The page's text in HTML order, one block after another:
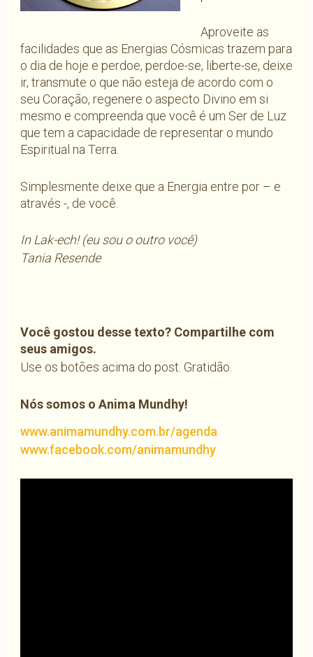
Aproveite as
facilidades que as Energias Cósmicas trazem para
o dia de hoje e perdoe, perdoe-se, liberte-se, deixe
ir, transmute o que não esteja de acordo com o
seu Coração, regenere o aspecto Divino em si
mesmo e compreenda que você é um Ser de Luz
que tem a capacidade de representar o mundo
Espiritual na Terra.
Simplesmente deixe que a Energia entre por – e
através -, de você.
In Lak-ech! (eu sou o outro você)
Tania Resende
Você gostou desse texto? Compartilhe com
seus amigos.
Use os botões acima do post. Gratidão.
Nós somos o Anima Mundhy!
www.animamundhy.com.br/agenda
www.facebook.com/animamundhy